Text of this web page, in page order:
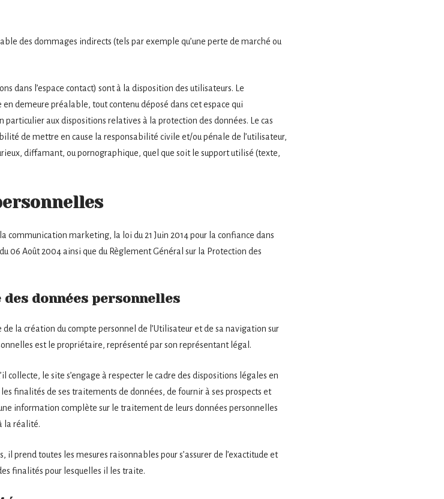
des dommages indirects (tels par exemple qu’une perte de marché ou
dans l’espace contact) sont à la disposition des utilisateurs. Le
demeure préalable, tout contenu déposé dans cet espace qui
aux dispositions relatives à la protection des données. Le cas
de mettre en cause la responsabilité civile et/ou pénale de l’utilisateur,
diffamant, ou pornographique, quel que soit le support utilisé (texte,
communication marketing, la loi du 21 Juin 2014 pour la confiance dans
06 Août 2004 ainsi que du Règlement Général sur la Protection des
des données personnelles
la création du compte personnel de l’Utilisateur et de sa navigation sur
est le propriétaire, représenté par son représentant légal.
collecte, le site s’engage à respecter le cadre des dispositions légales en
finalités de ses traitements de données, de fournir à ses prospects et
information complète sur le traitement de leurs données personnelles
la réalité.
prend toutes les mesures raisonnables pour s’assurer de l’exactitude et
finalités pour lesquelles il les traite.